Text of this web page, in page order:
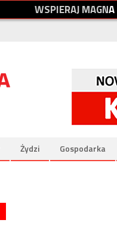
WSPIERAJMAGNA
Żydzi Gospodarka